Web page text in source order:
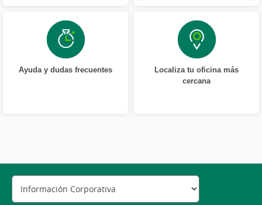
Ayuda y dudas frecuentes
Localiza tu oficina más
cercana